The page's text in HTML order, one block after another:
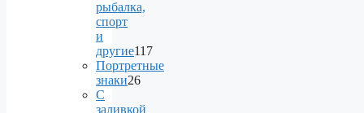
products
рыбалка,
спорт
и
другие117
117
products
Портретные
знаки26
26
products
С
заливкой